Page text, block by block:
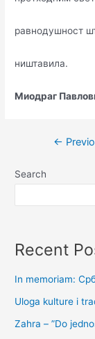
равнодушност
ништавила.
Миодраг
Post←
Search
Recent
In memoriam:
Uloga kulture i
Zahra – ”Do